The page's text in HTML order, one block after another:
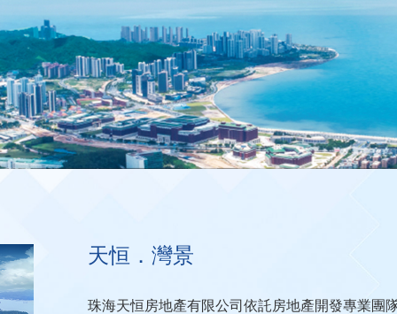
天恒．灣景
珠海天恒房地產有限公司依託房地產開發專業團